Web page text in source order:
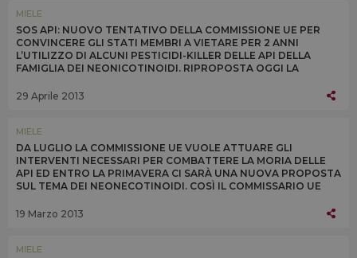
MIELE
SOS API: NUOVO TENTATIVO DELLA COMMISSIONE UE PER
CONVINCERE GLI STATI MEMBRI A VIETARE PER 2 ANNI
L’UTILIZZO DI ALCUNI PESTICIDI-KILLER DELLE API DELLA
FAMIGLIA DEI NEONICOTINOIDI. RIPROPOSTA OGGI LA
29 Aprile 2013
MIELE
DA LUGLIO LA COMMISSIONE UE VUOLE ATTUARE GLI
INTERVENTI NECESSARI PER COMBATTERE LA MORIA DELLE
API ED ENTRO LA PRIMAVERA CI SARÀ UNA NUOVA PROPOSTA
SUL TEMA DEI NEONECOTINOIDI. COSÌ IL COMMISSARIO UE
19 Marzo 2013
MIELE